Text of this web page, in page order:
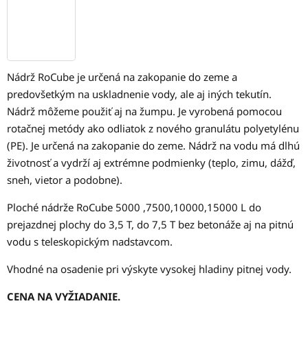
Nádrž RoCube je určená na zakopanie do zeme a
predovšetkým na uskladnenie vody, ale aj iných tekutín.
Nádrž môžeme použiť aj na žumpu. Je vyrobená pomocou
rotačnej metódy ako odliatok z nového granulátu polyetylénu
(PE). Je určená na zakopanie do zeme. Nádrž na vodu má dlhú
životnosť a vydrží aj extrémne podmienky (teplo, zimu, dážď,
sneh, vietor a podobne).
Ploché nádrže RoCube 5000 ,7500,10000,15000 L do
prejazdnej plochy do 3,5 T, do 7,5 T bez betonáže aj na pitnú
vodu s teleskopickým nadstavcom.
Vhodné na osadenie pri výskyte vysokej hladiny pitnej vody.
CENA NA VYŽIADANIE.